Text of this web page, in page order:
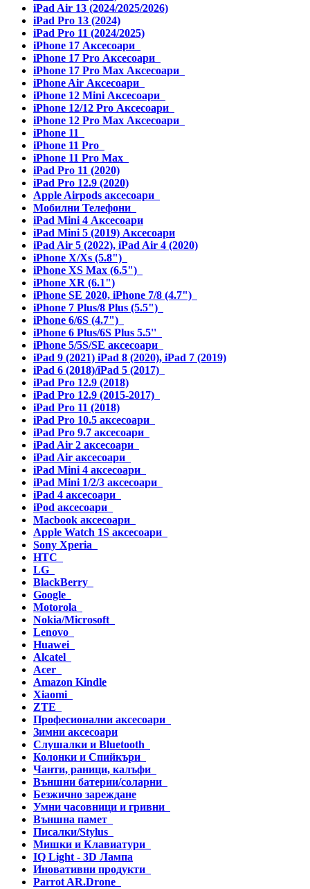
iPad Air 13 (2024/2025/2026)
iPad Pro 13 (2024)
iPad Pro 11 (2024/2025)
iPhone 17 Аксесоари
iPhone 17 Pro Аксесоари
iPhone 17 Pro Max Аксесоари
iPhone Air Аксесоари
iPhone 12 Mini Аксесоари
iPhone 12/12 Pro Аксесоари
iPhone 12 Pro Max Аксесоари
iPhone 11
iPhone 11 Pro
iPhone 11 Pro Max
iPad Pro 11 (2020)
iPad Pro 12.9 (2020)
Apple Airpods аксесоари
Мобилни Телефони
iPad Mini 4 Аксесоари
iPad Mini 5 (2019) Аксесоари
iPad Air 5 (2022), iPad Air 4 (2020)
iPhone X/Xs (5.8")
iPhone XS Max (6.5")
iPhone XR (6.1")
iPhone SE 2020, iPhone 7/8 (4.7")
iPhone 7 Plus/8 Plus (5.5")
iPhone 6/6S (4.7")
iPhone 6 Plus/6S Plus 5.5''
iPhone 5/5S/SE аксесоари
iPad 9 (2021) iPad 8 (2020), iPad 7 (2019)
iPad 6 (2018)/iPad 5 (2017)
iPad Pro 12.9 (2018)
iPad Pro 12.9 (2015-2017)
iPad Pro 11 (2018)
iPad Pro 10.5 аксесоари
iPad Pro 9.7 аксесоари
iPad Air 2 аксесоари
iPad Air аксесоари
iPad Mini 4 аксесоари
iPad Mini 1/2/3 аксесоари
iPad 4 аксесоари
iPod аксесоари
Macbook аксесоари
Apple Watch 1S аксесоари
Sony Xperia
HTC
LG
BlackBerry
Google
Motorola
Nokia/Microsoft
Lenovo
Huawei
Alcatel
Acer
Amazon Kindle
Xiaomi
ZTE
Професионални аксесоари
Зимни аксесоари
Слушалки и Bluetooth
Колонки и Спийкъри
Чанти, раници, калъфи
Външни батерии/соларни
Безжично зареждане
Умни часовници и гривни
Външна памет
Писалки/Stylus
Мишки и Клавиатури
IQ Light - 3D Лампа
Иновативни продукти
Parrot AR.Drone